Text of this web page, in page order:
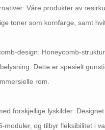
Våre produkter av
toner som kornfarge, samt
design: Honeycomb-
Dette er spesielt
rom.
forskjellige lyskilder:
moduler, og tilbyr fleksibilitet i